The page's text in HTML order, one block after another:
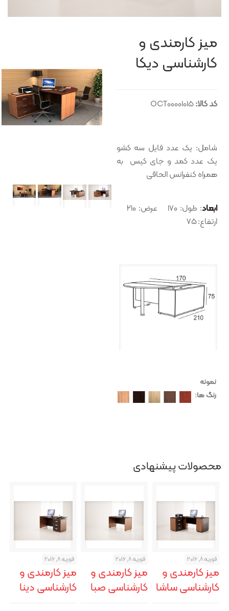
میز کارمندی و
کارشناسی دیکا
کد کالا:OCT00001015
شامل: یک عدد فایل سه کشو
یک عدد کمد و جای کیس به
همراه کنفرانس الحاقی
ابعاد
ارتفاع: ۷۵
نمونه
رنگ ها:
محصولات پیشنهادی
فوریه 8, 2016
میز کارمندی و
کارشناسی دینا
فوریه 8, 2016
میز کارمندی و
کارشناسی صبا
فوریه 8, 2016
میز کارمندی و
کارشناسی ساشا